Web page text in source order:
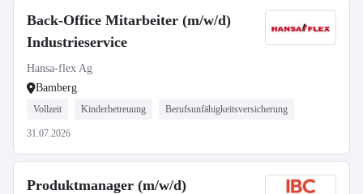
Back-Office Mitarbeiter (m/w/d)
Industrieservice
Hansa-flex Ag
Bamberg
Vollzeit Kinderbetreuung Berufsunfähigkeitsversicherung
31.07.2026
Produktmanager (m/w/d)